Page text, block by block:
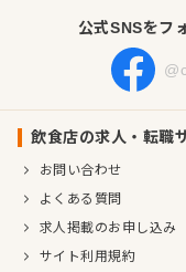
公式SNSをフ
飲食店の求人・転職
お問い合わせ
よくある質問
求人掲載のお申し込み
サイト利用規約